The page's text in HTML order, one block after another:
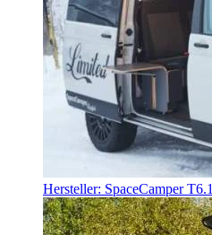
Hersteller: SpaceCamper T6.1